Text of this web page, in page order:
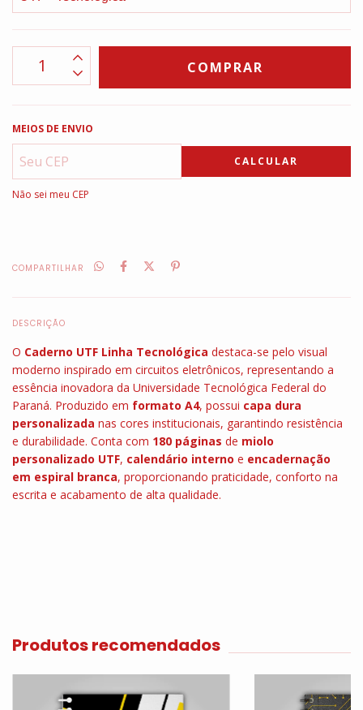
MEIOS DE ENVIO
CALCULAR
Não sei meu CEP
COMPARTILHAR
DESCRIÇÃO
O Caderno UTF Linha Tecnológica destaca-se pelo visual
moderno inspirado em circuitos eletrônicos, representando a
essência inovadora da Universidade Tecnológica Federal do
Paraná. Produzido em formato A4, possui capa dura
personalizada nas cores institucionais, garantindo resistência
e durabilidade. Conta com 180 páginas de miolo
personalizado UTF, calendário interno e encadernação
em espiral branca, proporcionando praticidade, conforto na
escrita e acabamento de alta qualidade.
Produtos recomendados